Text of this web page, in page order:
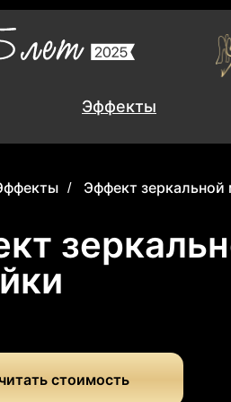
Эффекты
Эффекты
/ Эффект зеркальной
стоимость